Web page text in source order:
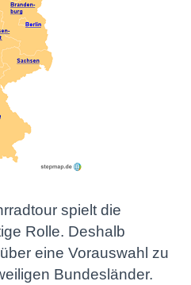
spielt die
Rolle. Deshalb
eine Vorauswahl zu
Bundesländer.